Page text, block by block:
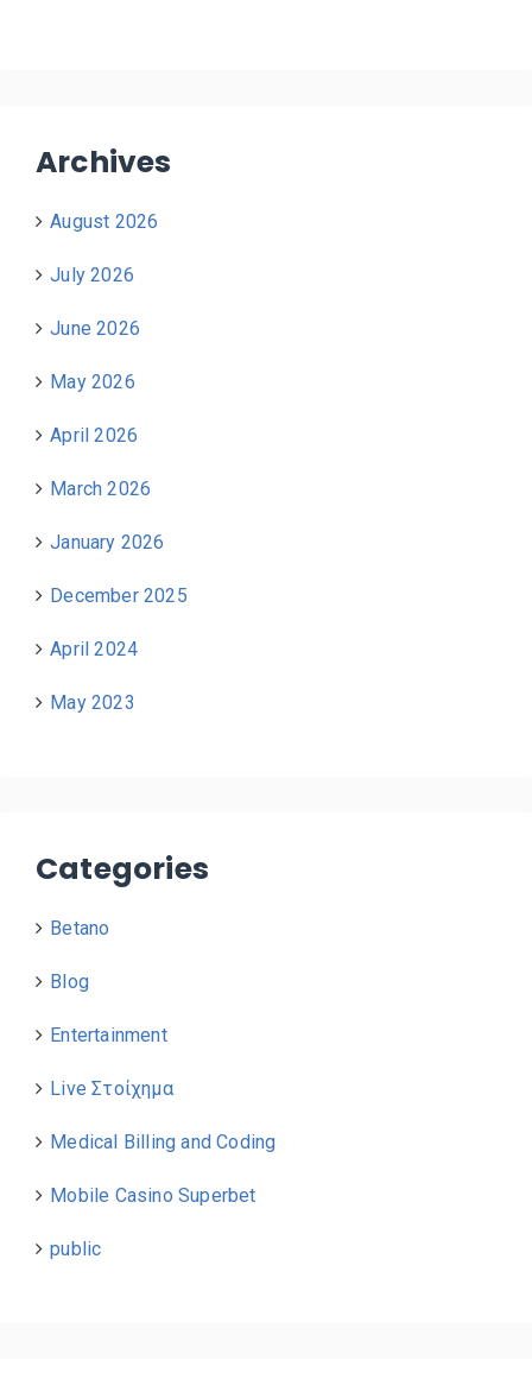
Archives
August 2026
July 2026
June 2026
May 2026
April 2026
March 2026
January 2026
December 2025
April 2024
May 2023
Categories
Betano
Blog
Entertainment
Live Στοίχημα
Medical Billing and Coding
Mobile Casino Superbet
public